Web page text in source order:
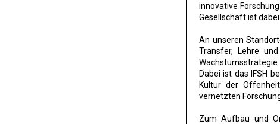
innovative
Gesellschaft ist
An unseren
Transfer, Lehre
Dabei ist das IFSH
Kultur der
vernetzten
Zum Aufbau und